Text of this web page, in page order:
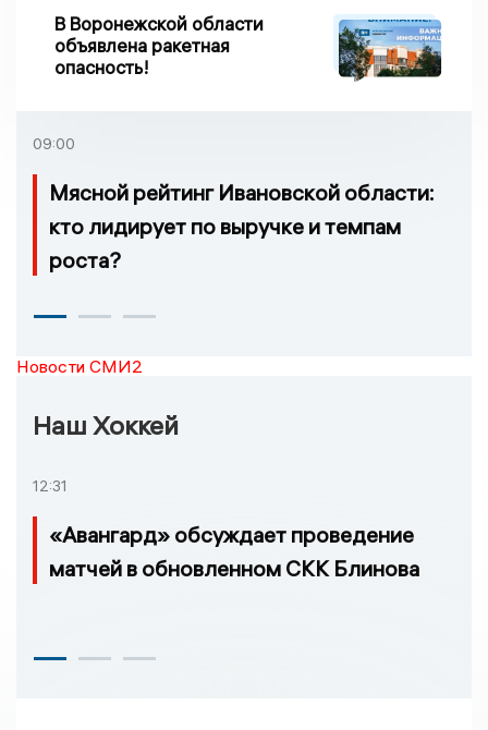
В Воронежской области
объявлена ракетная
опасность!
09:00
Мясной рейтинг Ивановской области:
кто лидирует по выручке и темпам
роста?
Новости СМИ2
Наш Хоккей
12:31
«Авангард» обсуждает проведение
матчей в обновленном СКК Блинова